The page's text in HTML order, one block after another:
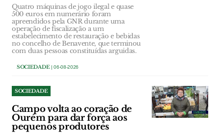
Quatro máquinas de jogo ilegal e quase
500 euros em numerário foram
apreendidos pela GNR durante uma
operação de fiscalização a um
estabelecimento de restauração e bebidas
no concelho de Benavente, que terminou
com duas pessoas constituídas arguidas.
SOCIEDADE| 06-08-2026
SOCIEDADE
Campo volta ao coração de
Ourém para dar força aos
pequenos produtores